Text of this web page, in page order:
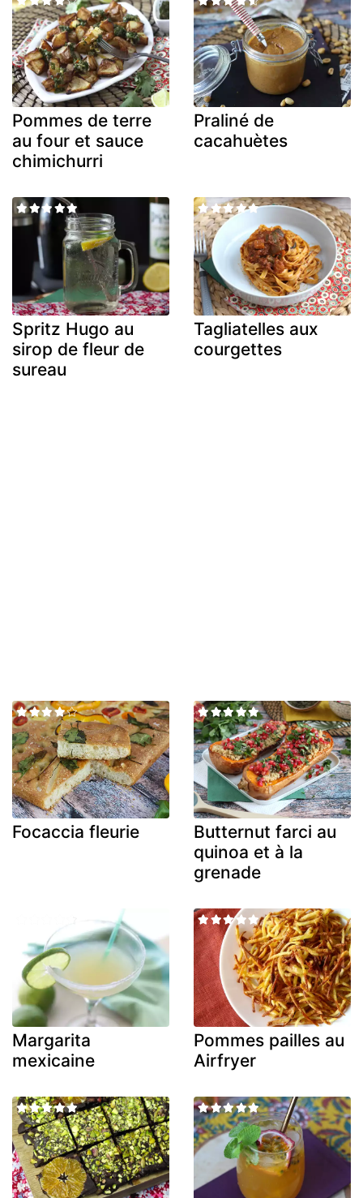
Pommes de terre
au four et sauce
chimichurri
Praliné de
cacahuètes
Spritz Hugo au
sirop de fleur de
sureau
Tagliatelles aux
courgettes
Focaccia fleurie
Butternut farci au
quinoa et à la
grenade
Margarita
mexicaine
Pommes pailles au
Airfryer